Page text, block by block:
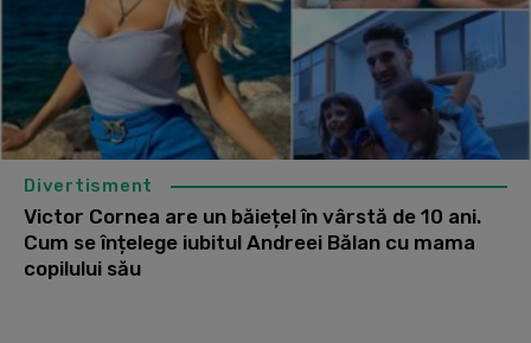
Divertisment
Victor Cornea are un băiețel în vârstă de 10 ani.
Cum se înțelege iubitul Andreei Bălan cu mama
copilului său